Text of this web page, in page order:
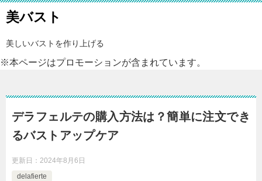
美バスト
美しいバストを作り上げる
※本ページはプロモーションが含まれています。
デラフェルテの購入方法は？簡単に注文でき
るバストアップケア
更新日： 2024年8月6日
delafierte